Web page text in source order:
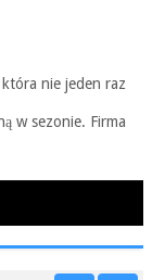
nie jeden raz
w sezonie. Firma